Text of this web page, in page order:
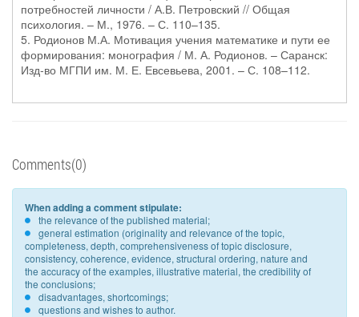
потребностей личности / А.В. Петровский // Общая
психология. – М., 1976. – С. 110–135.
5. Родионов М.А. Мотивация учения математике и пути ее
формирования: монография / М. А. Родионов. – Саранск:
Изд-во МГПИ им. М. Е. Евсевьева, 2001. – С. 108–112.
Comments(0)
When adding a comment stipulate:
the relevance of the published material;
general estimation (originality and relevance of the topic,
completeness, depth, comprehensiveness of topic disclosure,
consistency, coherence, evidence, structural ordering, nature and
the accuracy of the examples, illustrative material, the credibility of
the conclusions;
disadvantages, shortcomings;
questions and wishes to author.